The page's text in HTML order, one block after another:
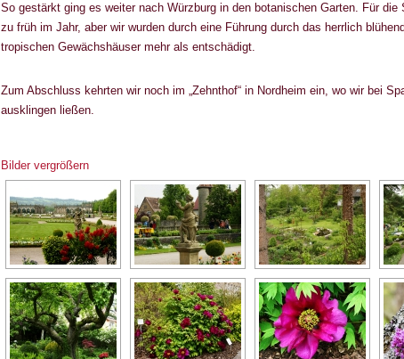
So gestärkt ging es weiter nach Würzburg in den botanischen Garten. Für
zu früh im Jahr, aber wir wurden durch eine Führung durch das herrlich
tropischen Gewächshäuser mehr als entschädigt.
Zum Abschluss kehrten wir noch im „Zehnthof“ in Nordheim ein, wo wir bei
ausklingen ließen.
Bilder vergrößern